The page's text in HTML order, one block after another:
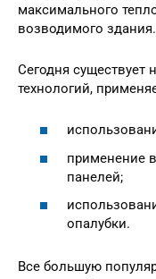
максимального
возводимого здания.
Сегодня существует
технологий,
применение
панелей;
опалубки.
Все большую